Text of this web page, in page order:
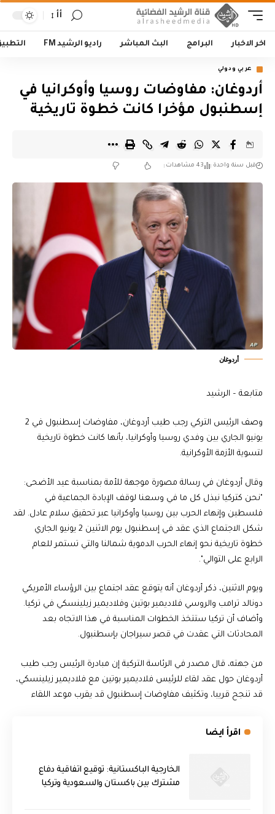
أأ
اخر الاخبار البرامج البث المباشر راديو الرشيد FM
عربي ودولي
أردوغان: مفاوضات روسيا وأوكرانيا في
إسطنبول مؤخرا كانت خطوة تاريخية
قبل سنة واحدة 43 مشاهدات
أردوغان
متابعة – الرشيد
وصف الرئيس التركي رجب طيب أردوغان، مفاوضات إسطنبول في 2
يونيو الجاري بين وفدي روسيا وأوكرانيا، بأنها كانت خطوة تاريخية
لتسوية الأزمة الأوكرانية.
وقال أردوغان في رسالة مصورة موجهة للأمة بمناسبة عيد الأضحى:
"نحن كتركيا نبذل كل ما في وسعنا لوقف الإبادة الجماعية في
فلسطين وإنهاء الحرب بين روسيا وأوكرانيا عبر تحقيق سلام عادل. لقد
شكل الاجتماع الذي عقد في إسطنبول يوم الاثنين 2 يونيو الجاري
خطوة تاريخية نحو إنهاء الحرب الدموية شمالنا والتي تستمر للعام
الرابع على التوالي".
ويوم الاثنين، ذكر أردوغان أنه يتوقع عقد اجتماع بين الرؤساء الأمريكي
دونالد ترامب والروسي فلاديمير بوتين وفلاديمير زيلينسكي في تركيا.
وأضاف أن تركيا ستتخذ الخطوات المناسبة في هذا الاتجاه بعد
المحادثات التي عقدت في قصر سيراجان بإسطنبول.
من جهته، قال مصدر في الرئاسة التركية إن مبادرة الرئيس رجب طيب
أردوغان حول عقد لقاء للرئيس فلاديمير بوتين مع فلاديمير زيلينسكي،
قد تنجح قريبا، وتكثيف مفاوضات إسطنبول قد يقرب موعد اللقاء
اقرأ ايضا
الخارجية الباكستانية: توقيع اتفاقية دفاع
مشترك بين باكستان والسعودية وتركيا